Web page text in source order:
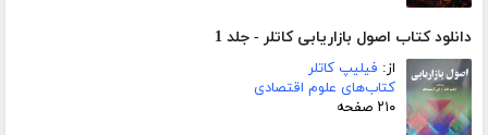
دانلود کتاب اصول بازاریابی کاتلر - جلد 1
از: فیلیپ کاتلر
کتاب‌های علوم اقتصادی
۲۱۰ صفحه